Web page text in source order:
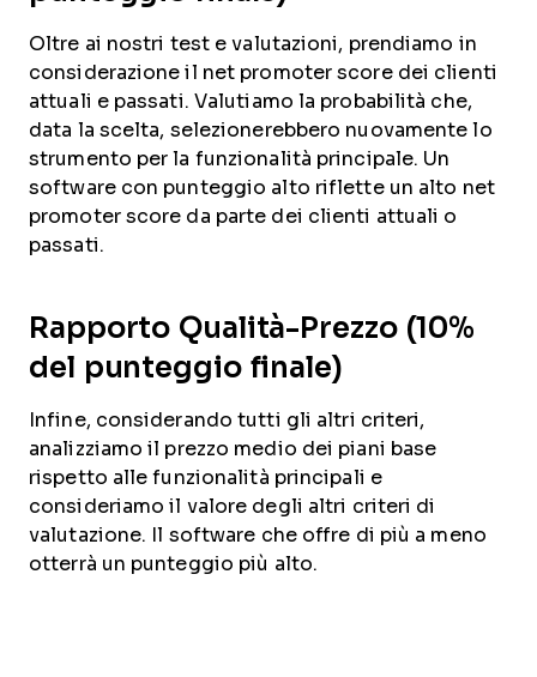
Oltre ai nostri test e valutazioni, prendiamo in
considerazione il net promoter score dei clienti
attuali e passati. Valutiamo la probabilità che,
data la scelta, selezionerebbero nuovamente lo
strumento per la funzionalità principale. Un
software con punteggio alto riflette un alto net
promoter score da parte dei clienti attuali o
passati.
Rapporto Qualità-Prezzo (10%
del punteggio finale)
Infine, considerando tutti gli altri criteri,
analizziamo il prezzo medio dei piani base
rispetto alle funzionalità principali e
consideriamo il valore degli altri criteri di
valutazione. Il software che offre di più a meno
otterrà un punteggio più alto.